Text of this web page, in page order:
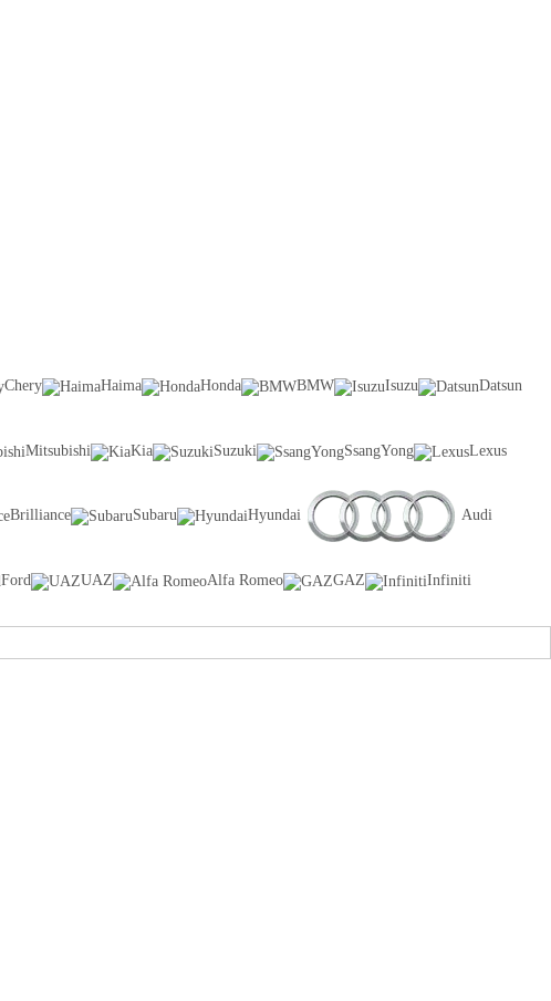
Chery Haima Honda BMW Isuzu Datsun
Mitsubishi Kia Suzuki SsangYong Lexus
Brilliance Subaru Hyundai Audi
Ford UAZ Alfa Romeo GAZ
Infiniti